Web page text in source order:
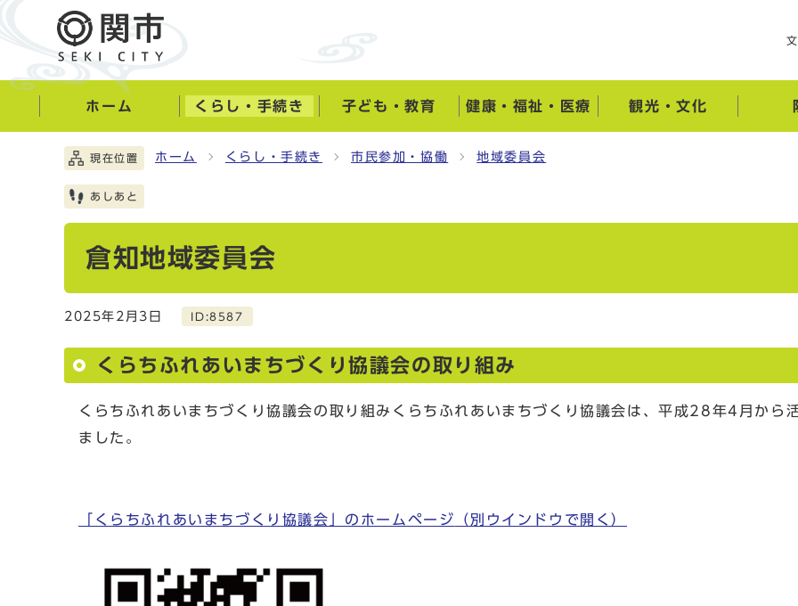
ホーム くらし・手続き 子ども・教育 健康・福祉・医療 観光・文化
現在位置 ホーム くらし・手続き 市民参加・協働 地域委員会
あしあと
倉知地域委員会
2025年2月3日 ID:8587
くらちふれあいまちづくり協議会の取り組み
くらちふれあいまちづくり協議会の取り組みくらちふれあいまちづくり協議会は、平成28年4月から
ました。
「くらちふれあいまちづくり協議会」のホームページ （別ウインドウで開く）